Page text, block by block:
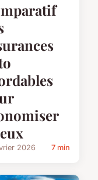
2026 7 min